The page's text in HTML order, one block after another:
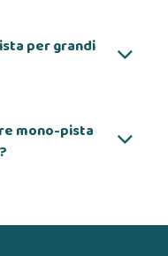
per grandi
mono-pista